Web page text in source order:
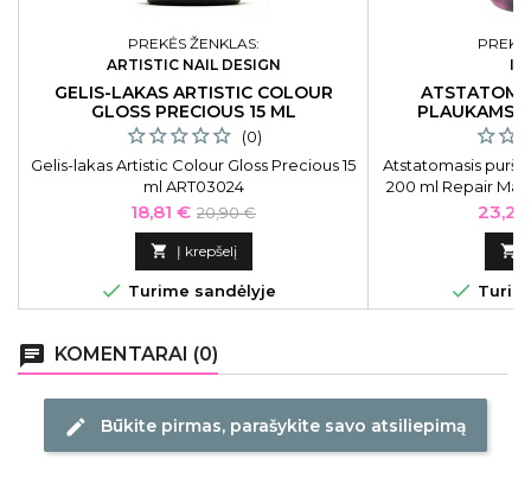
PREKĖS ŽENKLAS:
ARTISTIC NAIL DESIGN
GELIS-LAKAS ARTISTIC COLOUR
GLOSS PRECIOUS 15 ML
(0)
Gelis-lakas Artistic Colour Gloss Precious 15
ml ART03024
Kaina
18,81 € Bazinė
kaina
20,90 €
 Į krepšelį
 Turime sandėlyje
PLAUKAMS
Atstatomasis
200 ml Repair
ml. Atstatomasis
pažeistiems,
plaukams,
Kaina


chat KOMENTARAI (0)
edit Būkite pirmas, parašykite savo atsiliepimą